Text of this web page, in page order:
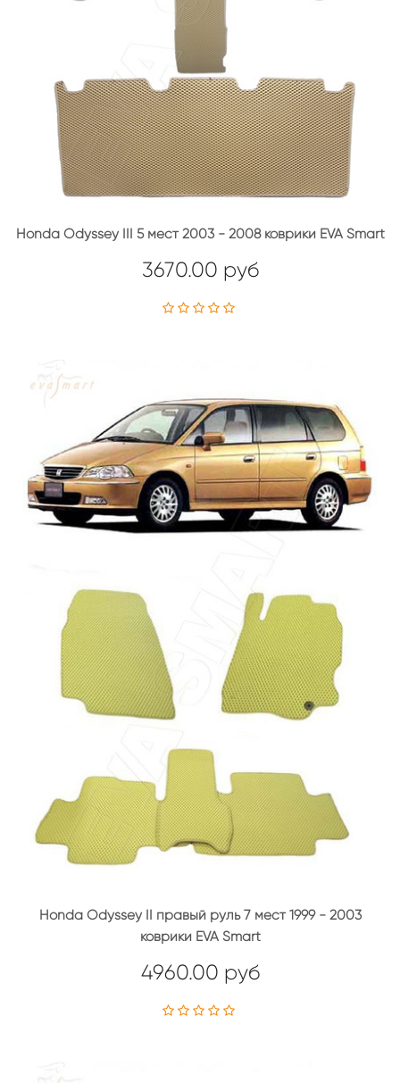
Honda Odyssey III 5 мест 2003 - 2008 коврики EVA Smart
3670.00 руб
Honda Odyssey II правый руль 7 мест 1999 - 2003
коврики EVA Smart
4960.00 руб